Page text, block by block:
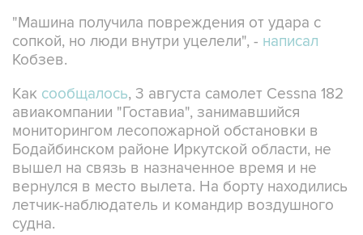
"Машина получила повреждения от удара с
сопкой, но люди внутри уцелели", - написал
Кобзев.
Как сообщалось, 3 августа самолет Cessna 182
авиакомпании "Гоставиа", занимавшийся
мониторингом лесопожарной обстановки в
Бодайбинском районе Иркутской области, не
вышел на связь в назначенное время и не
вернулся в место вылета. На борту находились
летчик-наблюдатель и командир воздушного
судна.